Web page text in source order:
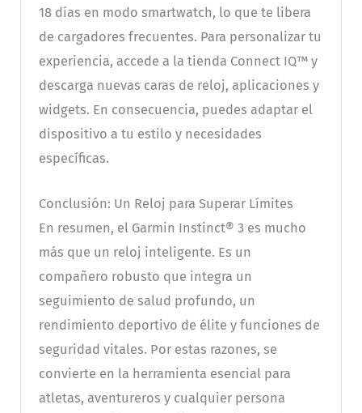
18 días en modo smartwatch, lo que te libera
de cargadores frecuentes. Para personalizar tu
experiencia, accede a la tienda Connect IQ™ y
descarga nuevas caras de reloj, aplicaciones y
widgets. En consecuencia, puedes adaptar el
dispositivo a tu estilo y necesidades
específicas.
Conclusión: Un Reloj para Superar Límites
En resumen, el Garmin Instinct® 3 es mucho
más que un reloj inteligente. Es un
compañero robusto que integra un
seguimiento de salud profundo, un
rendimiento deportivo de élite y funciones de
seguridad vitales. Por estas razones, se
convierte en la herramienta esencial para
atletas, aventureros y cualquier persona